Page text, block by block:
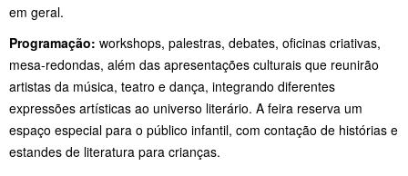
em geral.
Programação: workshops, palestras, debates, oficinas criativas,
mesa-redondas, além das apresentações culturais que reunirão
artistas da música, teatro e dança, integrando diferentes
expressões artísticas ao universo literário. A feira reserva um
espaço especial para o público infantil, com contação de histórias e
estandes de literatura para crianças.